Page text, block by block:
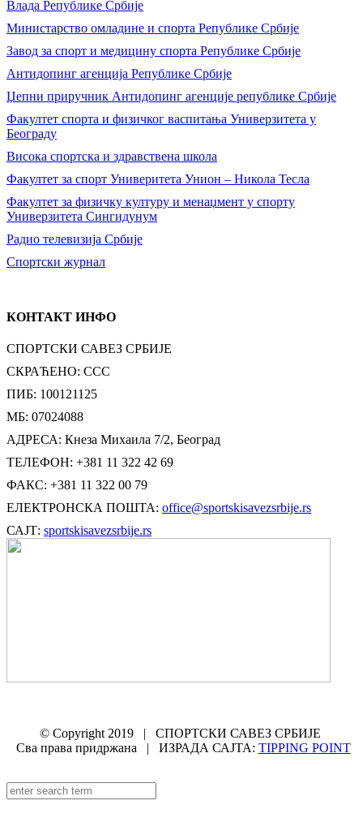
Влада Републике Србије
Министарство омладине и спорта Републике Србије
Завод за спорт и медицину спорта Републике Србије
Антидопинг агенција Републике Србије
Џепни приручник Антидопинг агенције републике Србије
Факултет спорта и физичког васпитања Универзитета у
Београду
Висока спортска и здравствена школа
Факултет за спорт Универитета Унион – Никола Тесла
Факултет за физичку културу и менаџмент у спорту
Универзитета Сингидунум
Радио телевизија Србије
Спортски журнал
КОНТАКТ ИНФО
СПОРТСКИ САВЕЗ СРБИЈЕ
СКРАЋЕНО: ССС
ПИБ: 100121125
МБ: 07024088
АДРЕСА: Кнеза Михаила 7/2, Београд
ТЕЛЕФОН: +381 11 322 42 69
ФАКС: +381 11 322 00 79
ЕЛЕКТРОНСКА ПОШТА: office@sportskisavezsrbije.rs
САЈТ: sportskisavezsrbije.rs
© Copyright 2019 | СПОРТСКИ САВЕЗ СРБИЈЕ
Сва права придржана | ИЗРАДА САЈТА: TIPPING POINT